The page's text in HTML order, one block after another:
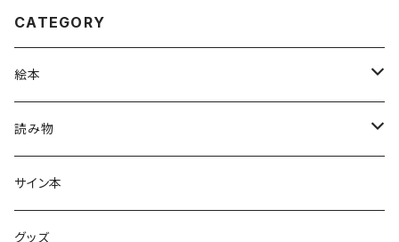
CATEGORY
絵本
グラニフのえほん
大人の絵本
学びの絵本
読み物
ホントのコイズミさん
昭和偏愛シリーズ
サイン本
グッズ